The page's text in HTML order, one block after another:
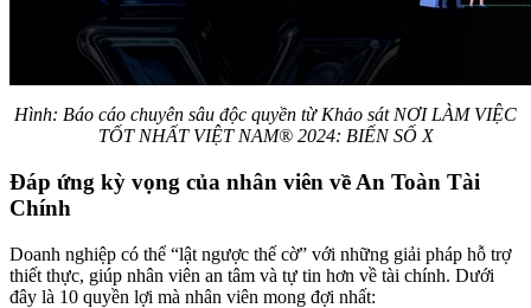
Hình: Báo cáo chuyên sâu độc quyền từ Khảo sát NƠI LÀM VIỆC
TỐT NHẤT VIỆT NAM® 2024: BIẾN SỐ X​​
Đáp ứng kỳ vọng của nhân viên về An Toàn Tài
Chính
Doanh nghiệp có thể “lật ngược thế cờ” với những giải pháp hỗ trợ
thiết thực, giúp nhân viên an tâm và tự tin hơn về tài chính. Dưới
đây là 10 quyền lợi mà nhân viên mong đợi nhất: